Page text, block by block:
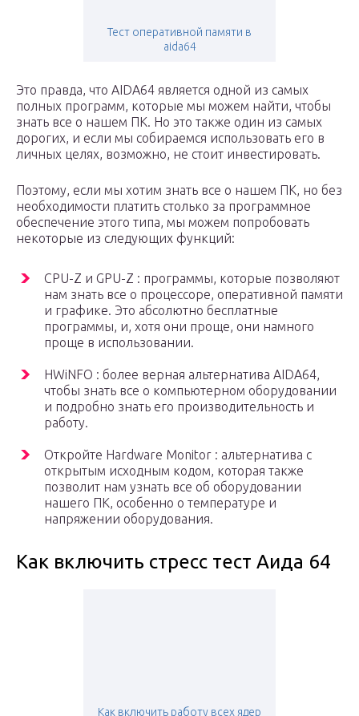
Тест оперативной памяти в
aida64
Это правда, что AIDA64 является одной из самых
полных программ, которые мы можем найти, чтобы
знать все о нашем ПК. Но это также один из самых
дорогих, и если мы собираемся использовать его в
личных целях, возможно, не стоит инвестировать.
Поэтому, если мы хотим знать все о нашем ПК, но без
необходимости платить столько за программное
обеспечение этого типа, мы можем попробовать
некоторые из следующих функций:
CPU-Z и GPU-Z : программы, которые позволяют
нам знать все о процессоре, оперативной памяти
и графике. Это абсолютно бесплатные
программы, и, хотя они проще, они намного
проще в использовании.
HWiNFO : более верная альтернатива AIDA64,
чтобы знать все о компьютерном оборудовании
и подробно знать его производительность и
работу.
Откройте Hardware Monitor : альтернатива с
открытым исходным кодом, которая также
позволит нам узнать все об оборудовании
нашего ПК, особенно о температуре и
напряжении оборудования.
Как включить стресс тест Аида 64
Как включить работу всех ядер